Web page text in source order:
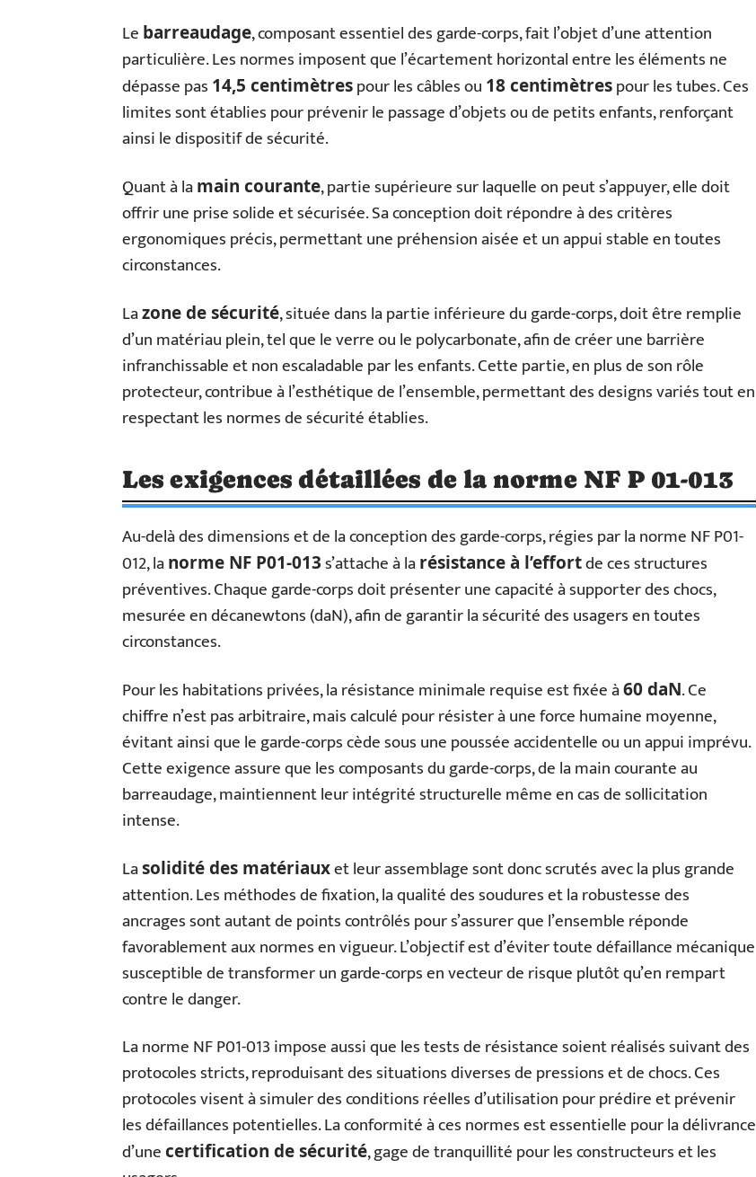
Le barreaudage, composant essentiel des garde-corps, fait l’objet d’une attention
particulière. Les normes imposent que l’écartement horizontal entre les éléments ne
dépasse pas 14,5 centimètrespour les câbles ou 18 centimètrespour les tubes. Ces
limites sont établies pour prévenir le passage d’objets ou de petits enfants, renforçant
ainsi le dispositif de sécurité.
Quant à lamain courante, partie supérieure sur laquelle on peut s’appuyer, elle doit
offrir une prise solide et sécurisée. Sa conception doit répondre à des critères
ergonomiques précis, permettant une préhension aisée et un appui stable en toutes
circonstances.
Lazone de sécurité, située dans la partie inférieure du garde-corps, doit être remplie
d’un matériau plein, tel que le verre ou le polycarbonate, afin de créer une barrière
infranchissable et non escaladable par les enfants. Cette partie, en plus de son rôle
protecteur, contribue à l’esthétique de l’ensemble, permettant des designs variés tout en
respectant les normes de sécurité établies.
Les exigences détaillées de la norme NF P 01-013
Au-delà des dimensions et de la conception des garde-corps, régies par la norme NF P01-
012, lanorme NF P01-013s’attache à larésistance à l’effortde ces structures
préventives. Chaque garde-corps doit présenter une capacité à supporter des chocs,
mesurée en décanewtons (daN), afin de garantir la sécurité des usagers en toutes
circonstances.
Pour les habitations privées, la résistance minimale requise est fixée à60 daN. Ce
chiffre n’est pas arbitraire, mais calculé pour résister à une force humaine moyenne,
évitant ainsi que le garde-corps cède sous une poussée accidentelle ou un appui imprévu.
Cette exigence assure que les composants du garde-corps, de la main courante au
barreaudage, maintiennent leur intégrité structurelle même en cas de sollicitation
intense.
Lasolidité des matériauxet leur assemblage sont donc scrutés avec la plus grande
attention. Les méthodes de fixation, la qualité des soudures et la robustesse des
ancrages sont autant de points contrôlés pour s’assurer que l’ensemble réponde
favorablement aux normes en vigueur. L’objectif est d’éviter toute défaillance mécanique
susceptible de transformer un garde-corps en vecteur de risque plutôt qu’en rempart
contre le danger.
La norme NF P01-013 impose aussi que les tests de résistance soient réalisés suivant des
protocoles stricts, reproduisant des situations diverses de pressions et de chocs. Ces
protocoles visent à simuler des conditions réelles d’utilisation pour prédire et prévenir
les défaillances potentielles. La conformité à ces normes est essentielle pour la délivrance
d’unecertification de sécurité, gage de tranquillité pour les constructeurs et les